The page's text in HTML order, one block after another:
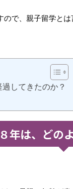
で、親子留学とは
してきたのか？
年は、どの